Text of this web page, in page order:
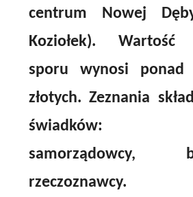
centrum Nowej
Koziołek). Wartość
sporu wynosi ponad
złotych. Zeznania
świadków:
rzeczoznawcy.